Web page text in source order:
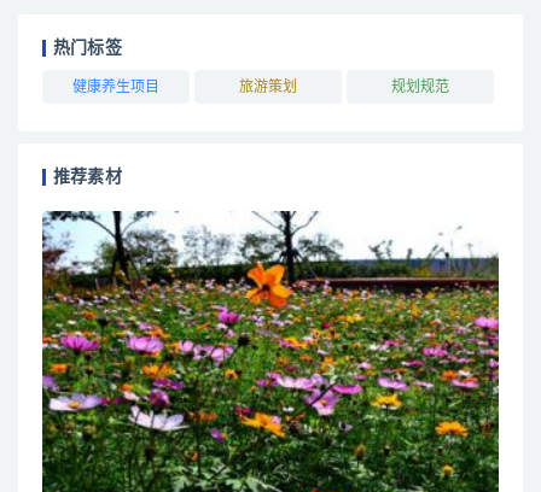
热门标签
健康养生项目 旅游策划 规划规范
推荐素材